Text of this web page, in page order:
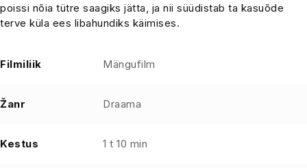
poissi nõia tütre saagiks jätta, ja nii süüdistab ta kasuõde
terve küla ees libahundiks käimises.
Filmiliik Mängufilm
Žanr Draama
Kestus 1 t 10 min